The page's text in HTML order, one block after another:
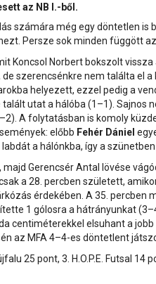
az NB I.-ből.
számára még egy döntetlen is
Persze sok minden függött
Koncsol Norbert bokszolt
szerencsénkre nem találta el a
helyezett, ezzel pedig a
utat a hálóba (1–1). Sajnos
A folytatásban is komoly
előbb Fehér Dániel
a hálónkba, így a szünetben
Gerencsér Antal lövése
a 28. percben született,
érdekében. A 35. percben
1 gólosra a hátrányunkat
centiméterekkel elsuhant a
az MFA 4–4-es döntetlent
25 pont, 3. H.O.P.E. Futsal 14